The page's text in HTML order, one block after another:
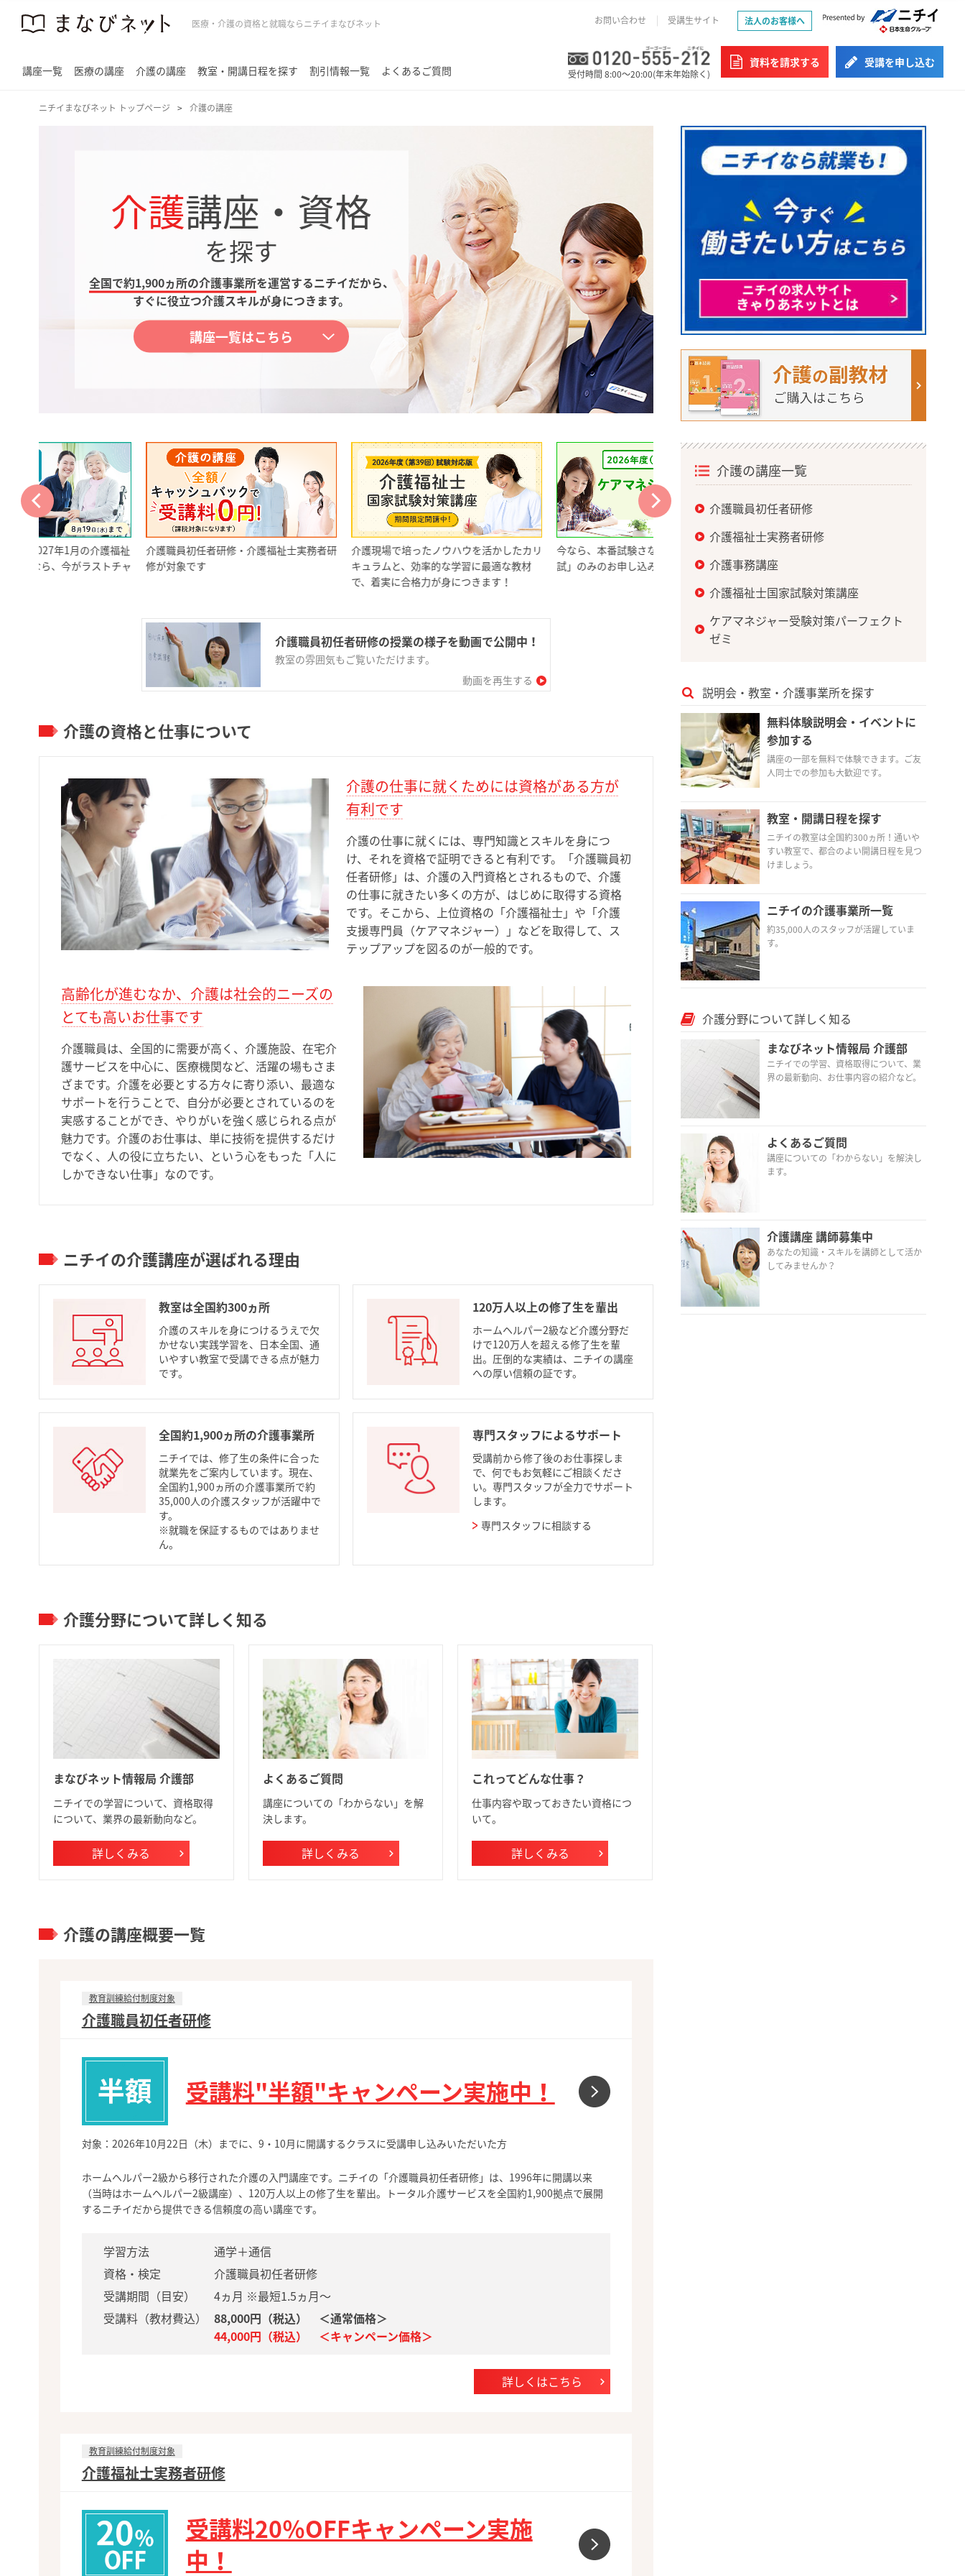
医療・介護の資格と就職ならニチイまなびネット お問い合わせ 受講生サイト 法人のお客様へ
講座一覧 医療の講座 介護の講座 教室・開講日程を探す 割引情報一覧 よくあるご質問 受付時間 8:00～20:00(年末年始除く)
資料を請求する 受講を申し込む
ニチイまなびネット トップページ 介護の講座
介護講座・資格
を探す
全国で約1,900ヵ所の介護事業所を運営するニチイだから、
すぐに役立つ介護スキルが身につきます。
講座一覧はこちら
介護職員初任者研修・介護福祉士実務者研
修が対象です
介護現場で培ったノウハウを活かしたカリ
キュラムと、効率的な学習に最適な教材
で、着実に合格力が身につきます！
今なら、本番試験さながらの「全国統一模
試」のみのお申し込みも受付中！
すると、全額キャッシュバックで受講料が
介護職員初任者研修の授業の様子を動画で公開中！
教室の雰囲気もご覧いただけます。
動画を再生する
介護の資格と仕事について
介護の仕事に就くためには資格がある方が
有利です
介護の仕事に就くには、専門知識とスキルを身につ
け、それを資格で証明できると有利です。「介護職員初
任者研修」は、介護の入門資格とされるもので、介護
の仕事に就きたい多くの方が、はじめに取得する資格
です。そこから、上位資格の「介護福祉士」や「介護
支援専門員（ケアマネジャー）」などを取得して、ス
テップアップを図るのが一般的です。
高齢化が進むなか、介護は社会的ニーズの
とても高いお仕事です
介護職員は、全国的に需要が高く、介護施設、在宅介
護サービスを中心に、医療機関など、活躍の場もさま
ざまです。介護を必要とする方々に寄り添い、最適な
サポートを行うことで、自分が必要とされているのを
実感することができ、やりがいを強く感じられる点が
魅力です。介護のお仕事は、単に技術を提供するだけ
でなく、人の役に立ちたい、という心をもった「人に
しかできない仕事」なのです。
ニチイの介護講座が選ばれる理由
教室は全国約300ヵ所
介護のスキルを身につけるうえで欠
かせない実践学習を、日本全国、通
いやすい教室で受講できる点が魅力
です。
120万人以上の修了生を輩出
ホームヘルパー2級など介護分野だ
けで120万人を超える修了生を輩
出。圧倒的な実績は、ニチイの講座
への厚い信頼の証です。
全国約1,900ヵ所の介護事業所
ニチイでは、修了生の条件に合った
就業先をご案内しています。現在、
全国約1,900ヵ所の介護事業所で約
35,000人の介護スタッフが活躍中で
す。
※就職を保証するものではありませ
ん。
専門スタッフによるサポート
受講前から修了後のお仕事探しま
で、何でもお気軽にご相談くださ
い。専門スタッフが全力でサポート
します。
専門スタッフに相談する
介護分野について詳しく知る
まなびネット情報局 介護部
ニチイでの学習について、資格取得
について、業界の最新動向など。
詳しくみる
よくあるご質問
講座についての「わからない」を解
決します。
詳しくみる
これってどんな仕事？
仕事内容や取っておきたい資格につ
いて。
詳しくみる
介護の講座概要一覧
教育訓練給付制度対象
介護職員初任者研修
受講料"半額"キャンペーン実施中！
対象：2026年10月22日（木）までに、9・10月に開講するクラスに受講申し込みいただいた方
ホームヘルパー2級から移行された介護の入門講座です。ニチイの「介護職員初任者研修」は、1996年に開講以来
（当時はホームヘルパー2級講座）、120万人以上の修了生を輩出。トータル介護サービスを全国約1,900拠点で展開
するニチイだから提供できる信頼度の高い講座です。
学習方法
通学＋通信
資格・検定
介護職員初任者研修
受講期間（目安）
4ヵ月 ※最短1.5ヵ月～
受講料（教材費込）
88,000円（税込） ＜通常価格＞
44,000円（税込） ＜キャンペーン価格＞
詳しくはこちら
教育訓練給付制度対象
介護福祉士実務者研修
受講料20％OFFキャンペーン実施
中！
介護の講座一覧
介護職員初任者研修
介護福祉士実務者研修
介護事務講座
介護福祉士国家試験対策講座
ケアマネジャー受験対策パーフェクト
ゼミ
説明会・教室・介護事業所を探す
無料体験説明会・イベントに
参加する
講座の一部を無料で体験できます。ご友
人同士での参加も大歓迎です。
教室・開講日程を探す
ニチイの教室は全国約300ヵ所！通いや
すい教室で、都合のよい開講日程を見つ
けましょう。
ニチイの介護事業所一覧
約35,000人のスタッフが活躍していま
す。
介護分野について詳しく知る
まなびネット情報局 介護部
ニチイでの学習、資格取得について、業
界の最新動向、お仕事内容の紹介など。
よくあるご質問
講座についての「わからない」を解決し
ます。
介護講座 講師募集中
あなたの知識・スキルを講師として活か
してみませんか？